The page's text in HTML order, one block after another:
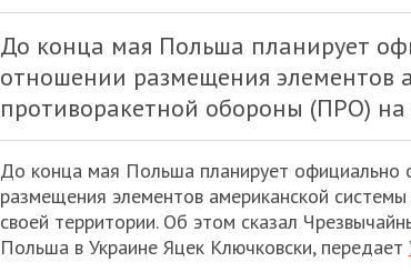
До конца мая Польша планирует
отношении размещения элементов
противоракетной обороны (ПРО) на
До конца мая Польша планирует официально
размещения элементов американской
своей территории. Об этом сказал
Польша в Украине Яцек Ключковски, передает